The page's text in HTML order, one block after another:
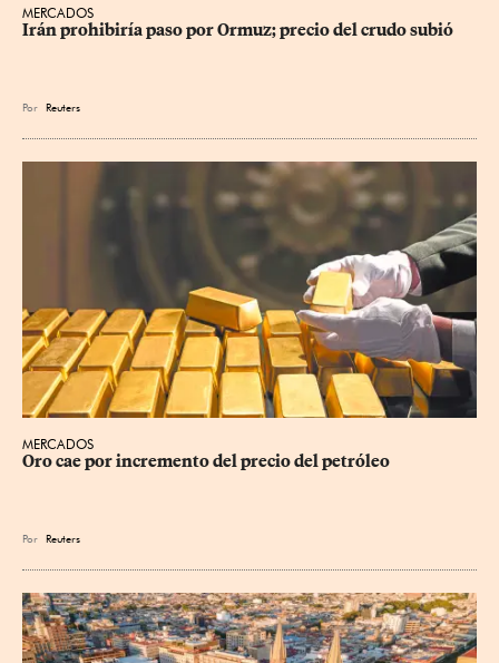
MERCADOS
Irán prohibiría paso por Ormuz; precio del crudo subió
Por Reuters
MERCADOS
Oro cae por incremento del precio del petróleo
Por Reuters